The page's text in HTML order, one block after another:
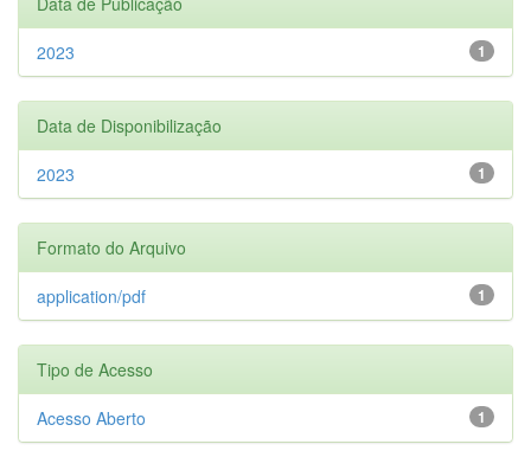
1
2023
Data de Disponibilização
1
2023
Formato do Arquivo
1
application/pdf
Tipo de Acesso
1
Acesso Aberto